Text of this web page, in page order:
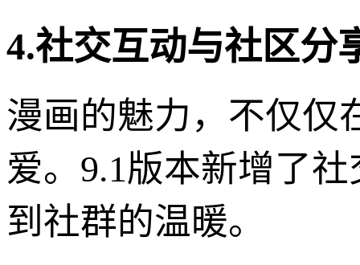
4.社交互动与社区分
漫画的魅力，不仅仅
爱。9.1版本新增了
到社群的温暖。